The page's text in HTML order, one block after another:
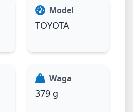
Model
TOYOTA
Waga
379 g